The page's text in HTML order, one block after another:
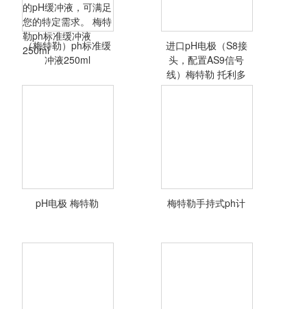
<查看详情> <查看详情>
多提供各种质量的
pH缓冲液，可满
<查看详情>
（梅特勒）ph标准缓
冲液250ml
<查看详情>
进口pH电极（S8接
头，配置AS9信号
线）梅特勒 托利多
PH
pH电极 梅特勒 梅特勒手持式ph计